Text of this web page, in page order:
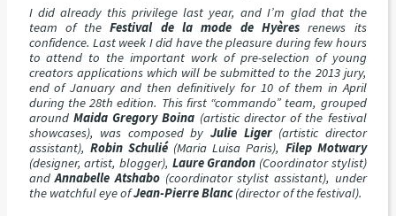
I did already this privilege last year, and I’m glad that the
team of theFestival de la mode de Hyères renews its
confidence. Last week I did have the pleasure during few hours
to attend to the important work of pre-selection of young
creators applications which will be submitted to the 2013 jury,
end of January and then definitively for 10 of them in April
during the 28th edition. This first “commando” team, grouped
around Maida Gregory Boina (artistic director of the festival
showcases), was composed by Julie Liger(artistic director
assistant), Robin Schulié(Maria Luisa Paris), Filep Motwary
(designer, artist, blogger), Laure Grandon (Coordinator stylist)
andAnnabelle Atshabo(coordinator stylist assistant), under
the watchful eye ofJean-Pierre Blanc(director of the festival).